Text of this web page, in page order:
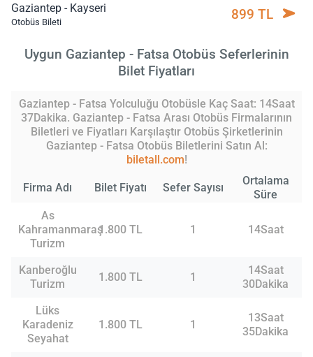
Gaziantep - Kayseri
Otobüs Bileti 899 TL
Uygun Gaziantep - Fatsa Otobüs Seferlerinin
Bilet Fiyatları
Gaziantep - Fatsa Yolculuğu Otobüsle Kaç Saat: 14Saat
37Dakika. Gaziantep - Fatsa Arası Otobüs Firmalarının
Biletleri ve Fiyatları Karşılaştır Otobüs Şirketlerinin
Gaziantep - Fatsa Otobüs Biletlerini Satın Al:
biletall.com!
Firma Adı Bilet Fiyatı Sefer Sayısı
Ortalama
Süre
As
Kahramanmaraş
Turizm
1.800 TL 1 14Saat
Kanberoğlu
Turizm
1.800 TL 1
14Saat
30Dakika
Lüks
Karadeniz
Seyahat
1.800 TL 1
13Saat
35Dakika